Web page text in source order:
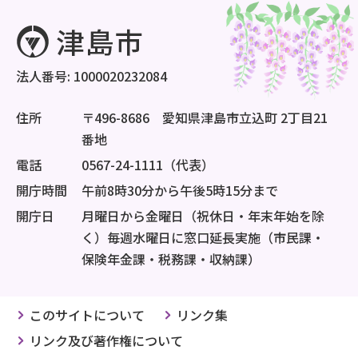
法人番号: 1000020232084
住所
〒496-8686 愛知県津島市立込町 2丁目21
番地
電話
0567-24-1111（代表）
開庁時間
午前8時30分から午後5時15分まで
開庁日
月曜日から金曜日（祝休日・年末年始を除
く）毎週水曜日に窓口延長実施（市民課・
保険年金課・税務課・収納課）
このサイトについて
リンク集
リンク及び著作権について